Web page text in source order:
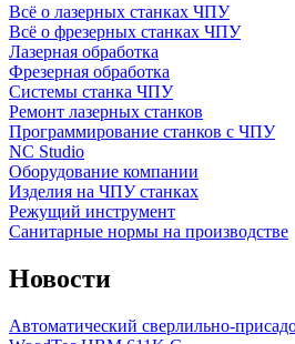
Всё о лазерных станках ЧПУ
Всё о фрезерных станках ЧПУ
Лазерная обработка
Фрезерная обработка
Системы станка ЧПУ
Ремонт лазерных станков
Программирование станков с ЧПУ
NC Studio
Оборудование компании
Изделия на ЧПУ станках
Режущий инструмент
Санитарные нормы на производстве
Новости
Автоматический сверлильно-